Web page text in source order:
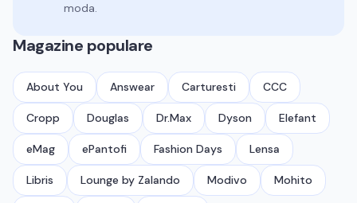
moda.
Magazine populare
About You Answear Carturesti CCC
Cropp Douglas Dr.Max Dyson Elefant
eMag ePantofi Fashion Days Lensa
Libris Lounge by Zalando Modivo Mohito